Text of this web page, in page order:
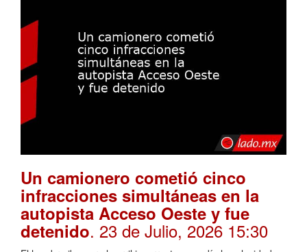
Un camionero cometió cinco
infracciones simultáneas en la
autopista Acceso Oeste y fue
detenido. 23 de Julio, 2026 15:30